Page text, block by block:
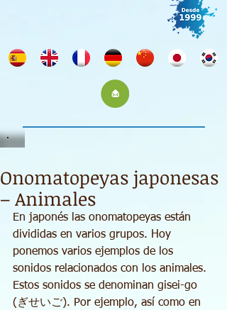
Onomatopeyas japonesas
– Animales
En japonés las onomatopeyas están
divididas en varios grupos. Hoy
ponemos varios ejemplos de los
sonidos relacionados con los animales.
Estos sonidos se denominan gisei-go
(ぎせいご). Por ejemplo, así como en